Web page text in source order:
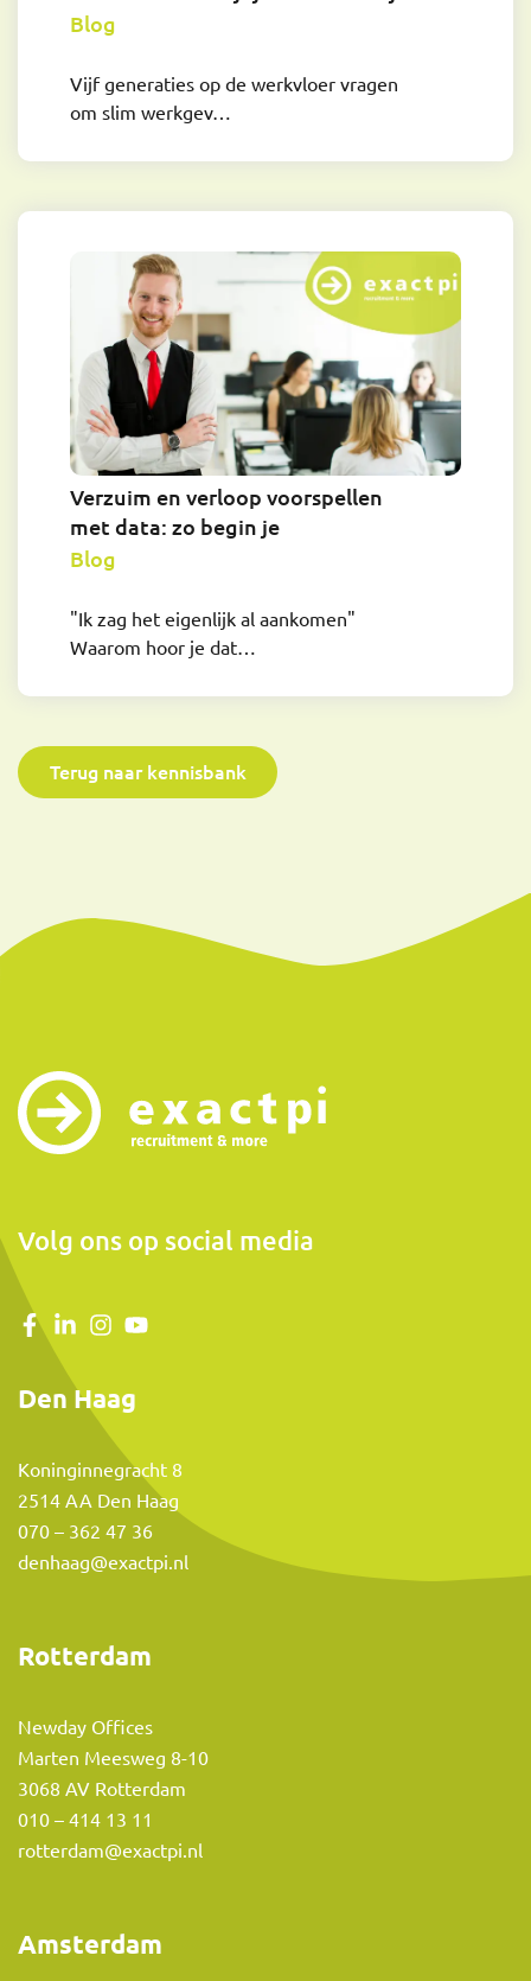
Lex Klep
lex@exactpi.nl
06 - 40 664 314
Blog
Vijf generaties op de werkvloer vragen
om slim werkgev…
Verzuim en verloop voorspellen
met data: zo begin je
Blog
"Ik zag het eigenlijk al aankomen"
Waarom hoor je dat…
Terug naar kennisbank
Volg ons op social media
Den Haag
Koninginnegracht 8
2514 AA Den Haag
070 – 362 47 36
denhaag@exactpi.nl
Rotterdam
Newday Offices
Marten Meesweg 8-10
3068 AV Rotterdam
010 – 414 13 11
rotterdam@exactpi.nl
Amsterdam